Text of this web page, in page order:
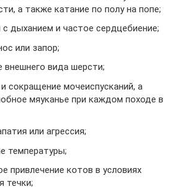
а также катание по полу на попе;
дыханием и частое сердцебиение;
или запор;
внешнего вида шерсти;
сокращение мочеиспусканий, а
мяуканье при каждом походе в
или агрессия;
температуры;
привлечение котов в условиях
течки;